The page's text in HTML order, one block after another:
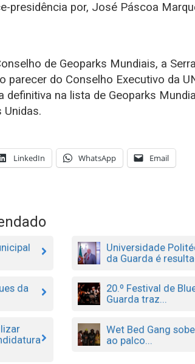
presidência por, José Páscoa
de Geoparks Mundiais, a
parecer do Conselho Executivo da
definitiva na lista de Geoparks
LinkedIn WhatsApp Email
Universidade
da Guarda é
da
20.º Festival de
Guarda traz...
Wet Bed Gang
ao palco...